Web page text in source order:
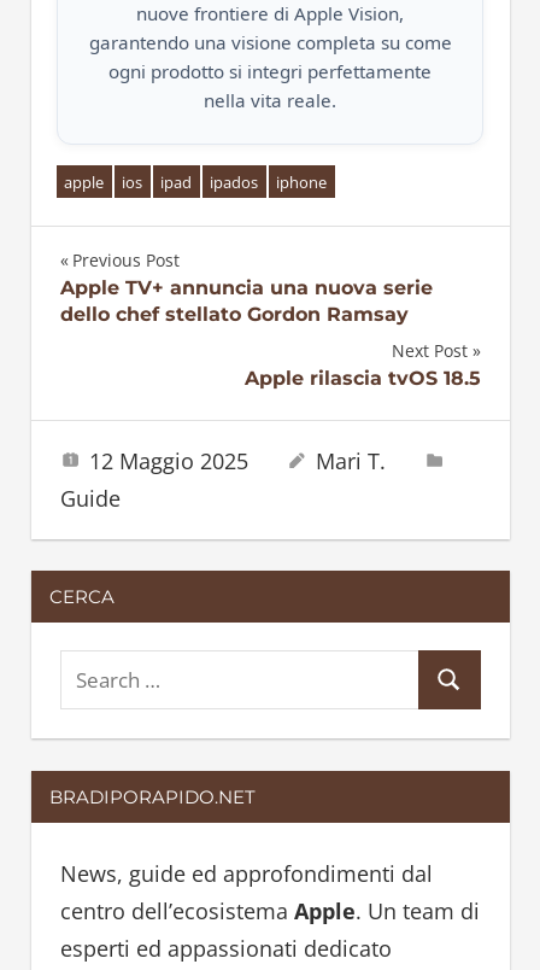
nuove frontiere di Apple Vision,
garantendo una visione completa su come
ogni prodotto si integri perfettamente
nella vita reale.
apple ios ipad ipados iphone
Navigazione
Previous Post
Apple TV+ annuncia una nuova serie
dello chef stellato Gordon Ramsay
Next Post
Apple rilascia tvOS 18.5
12 Maggio 2025
Mari T.
Guide
CERCA
e
a
r
c
e
a
BRADIPORAPIDO.NET
News, guide ed approfondimenti dal
centro dell’ecosistema Apple. Un team di
esperti ed appassionati dedicato